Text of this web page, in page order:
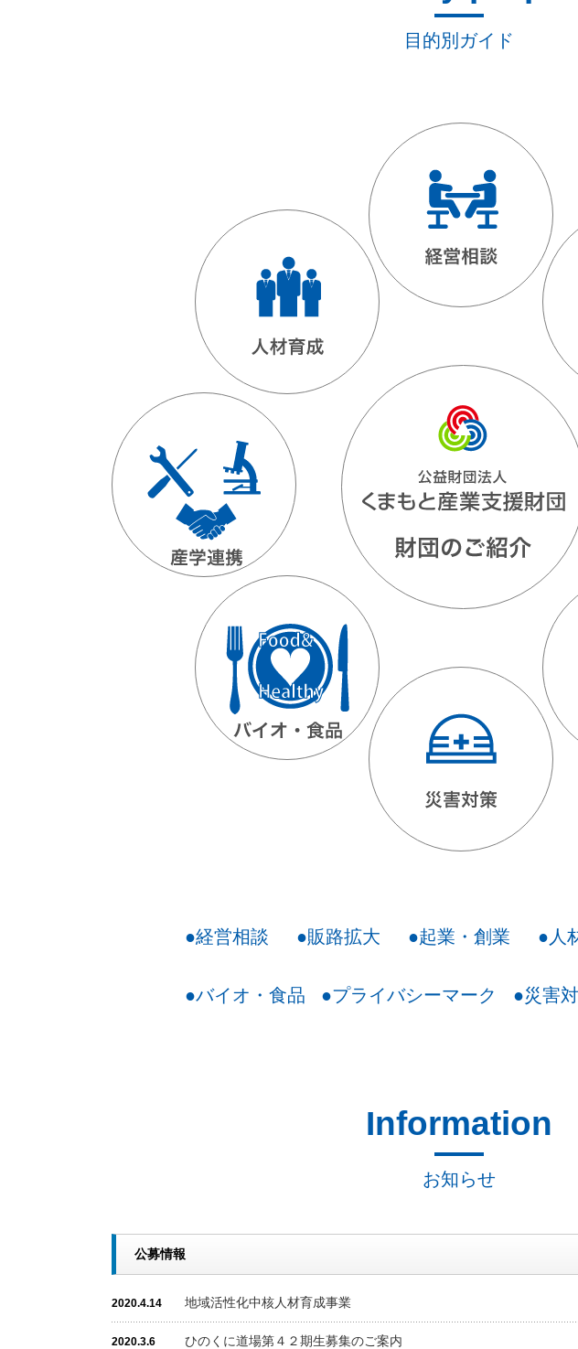
目的別ガイド
●経営相談 ●販路拡大 ●起業・創業 ●人
●バイオ・食品 ●プライバシーマーク ●災害
Information
お知らせ
公募情報
2020.4.14 地域活性化中核人材育成事業
2020.3.6 ひのくに道場第４２期生募集のご案内